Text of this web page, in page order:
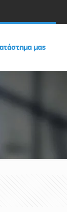
μας